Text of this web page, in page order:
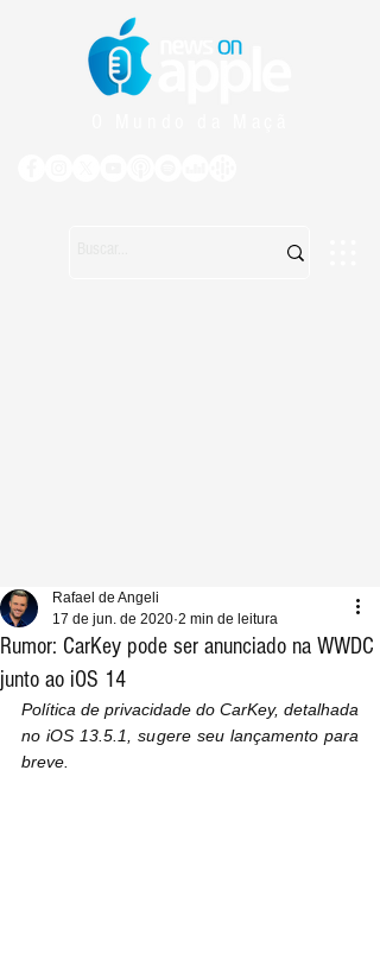
Rumor: CarKey pode ser anunciado na WWDC
junto ao iOS 14
Rafael de Angeli
17 de jun. de 2020 2 min de leitura
Política de privacidade do CarKey, detalhada
no iOS 13.5.1, sugere seu lançamento para
breve.